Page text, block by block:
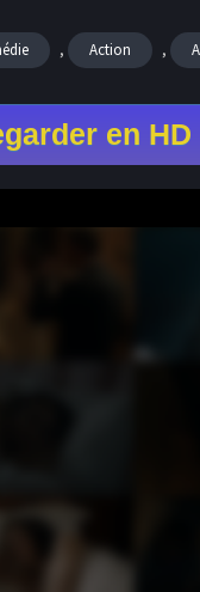
, Action ,
en HD